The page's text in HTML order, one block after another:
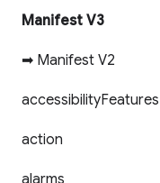
Manifest V3
➡ Manifest V2
accessibilityFeatures
action
alarms